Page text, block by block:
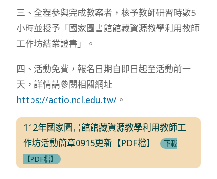
三、全程參與完成教案者，核予教師研習時數5
小時並授予「國家圖書館館藏資源教學利用教師
工作坊結業證書」。
四、活動免費，報名日期自即日起至活動前一
天，詳情請參閱相關網址
https://actio.ncl.edu.tw/。
112年國家圖書館館藏資源教學利用教師工
作坊活動簡章0915更新【PDF檔】
下載
【PDF檔】